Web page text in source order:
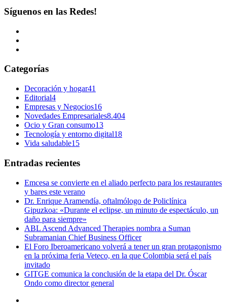
Síguenos en las Redes!
Categorías
Decoración y hogar41
Editorial4
Empresas y Negocios16
Novedades Empresariales8.404
Ocio y Gran consumo13
Tecnología y entorno digital18
Vida saludable15
Entradas recientes
Emcesa se convierte en el aliado perfecto para los restaurantes
y bares este verano
Dr. Enrique Aramendía, oftalmólogo de Policlínica
Gipuzkoa: «Durante el eclipse, un minuto de espectáculo, un
daño para siempre»
ABL Ascend Advanced Therapies nombra a Suman
Subramanian Chief Business Officer
El Foro Iberoamericano volverá a tener un gran protagonismo
en la próxima feria Veteco, en la que Colombia será el país
invitado
GITGE comunica la conclusión de la etapa del Dr. Óscar
Ondo como director general